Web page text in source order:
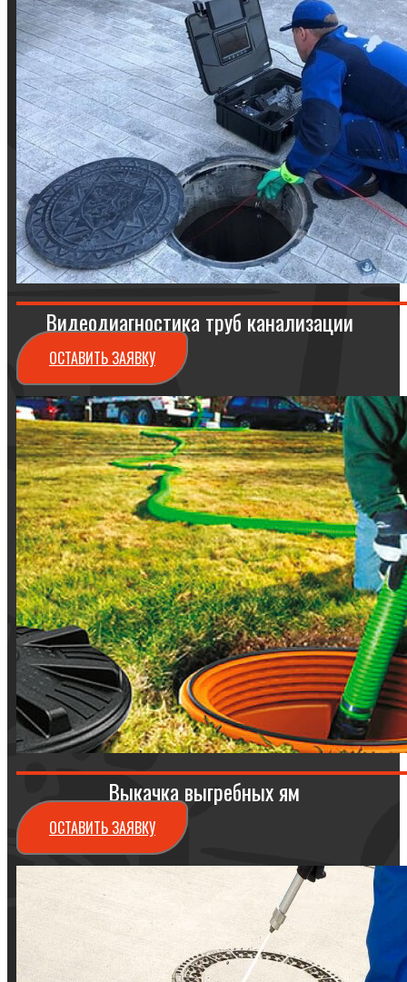
Видеодиагностика труб канализации
ОСТАВИТЬ ЗАЯВКУ
Выкачка выгребных ям
ОСТАВИТЬ ЗАЯВКУ